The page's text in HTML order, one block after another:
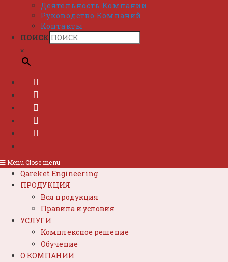
Деятельность Компании
Руководство Компаний
Контакты
ПОИСК
×
Menu Close menu
Qareket Engineering
ПРОДУКЦИЯ
Вся продукция
Правила и условия
УСЛУГИ
Комплексное решение
Обучение
О КОМПАНИИ